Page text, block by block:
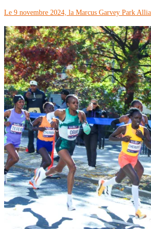
Le 9 novembre 2024, la Marcus Garvey Park